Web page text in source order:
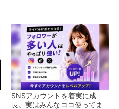
SNSアカウントを着実に成
長。実はみんなココ使ってま